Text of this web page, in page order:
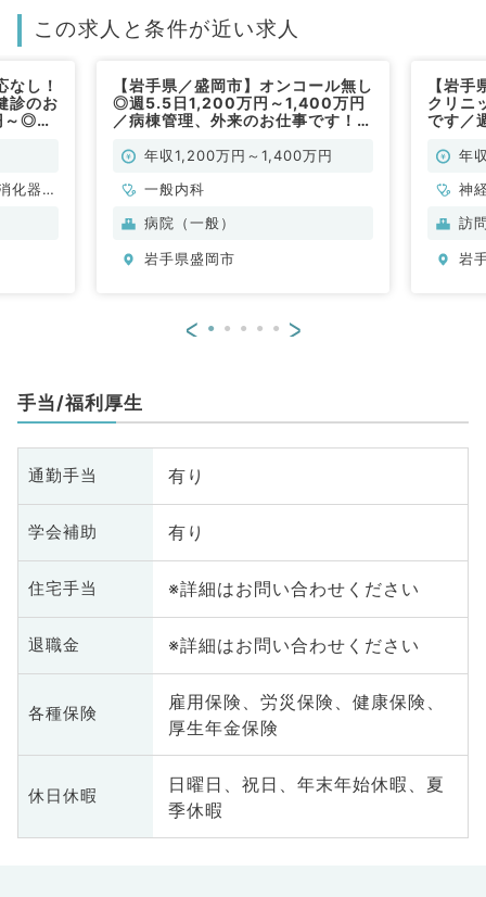
この求人と条件が近い求人
なし！
診のお
◎週
化器内
【岩手県／盛岡市】オンコール無し
◎週5.5日1,200万円～1,400万円
／病棟管理、外来のお仕事です！
年収1,200万円～1,400万円
一般内科
病院（一般）
岩手県盛岡市
【岩
クリニ
です／
年
神
科
訪
岩
< >
手当/福利厚生
通勤手当 有り
学会補助 有り
住宅手当 ※詳細はお問い合わせください
退職金 ※詳細はお問い合わせください
各種保険
雇用保険、労災保険、健康保険、
厚生年金保険
休日休暇
日曜日、祝日、年末年始休暇、夏
季休暇